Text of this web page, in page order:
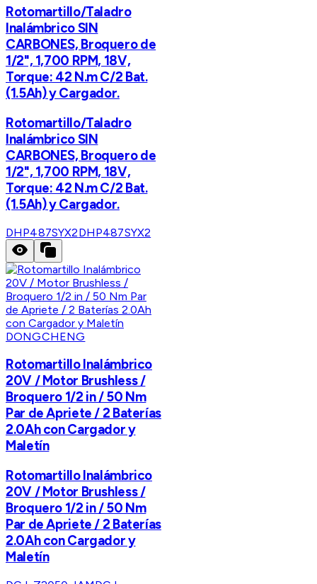
Rotomartillo/Taladro
Inalámbrico SIN
CARBONES, Broquero de
1/2", 1,700 RPM, 18V,
Torque: 42 N.m C/2 Bat.
(1.5Ah) y Cargador.
Rotomartillo/Taladro
Inalámbrico SIN
CARBONES, Broquero de
1/2", 1,700 RPM, 18V,
Torque: 42 N.m C/2 Bat.
(1.5Ah) y Cargador.
DHP487SYX2DHP487SYX2
DONGCHENG
Rotomartillo Inalámbrico
20V / Motor Brushless /
Broquero 1/2 in / 50 Nm
Par de Apriete / 2 Baterías
2.0Ah con Cargador y
Maletín
Rotomartillo Inalámbrico
20V / Motor Brushless /
Broquero 1/2 in / 50 Nm
Par de Apriete / 2 Baterías
2.0Ah con Cargador y
Maletín